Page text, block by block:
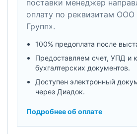
поставки менеджер
оплату по реквизитам
Групп».
100% предоплата после
Предоставляем счет, УПД и
бухгалтерских документов.
Доступен электронный
через Диадок.
Подробнее об оплате